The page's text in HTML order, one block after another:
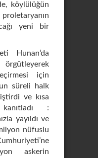
köylülüğün
yeni bir
Hunan’da
için
süreli halk
ve kısa
:
yayıldı ve
nüfuslu
askerin